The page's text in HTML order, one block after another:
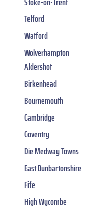
Telford
Watford
Wolverhampton
Aldershot
Birkenhead
Bournemouth
Cambridge
Coventry
Die Medway Towns
East Dunbartonshire
Fife
High Wycombe